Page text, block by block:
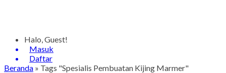
Halo, Guest!
Masuk
Daftar
Beranda » Tags "Spesialis Pembuatan Kijing Marmer"